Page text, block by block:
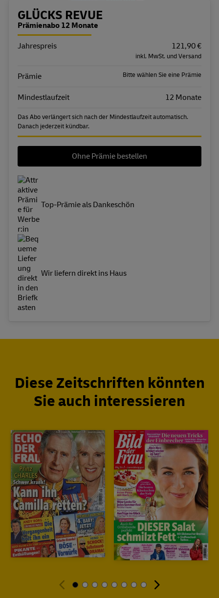
Bestellübersicht
GLÜCKS REVUE
Prämienabo 12 Monate
Eigenschaft
Jahrespreis 121,90 €
inkl. MwSt. und Versand
Prämie Bitte wählen Sie eine Prämie
Mindestlaufzeit 12 Monate
Das Abo verlängert sich nach der Mindestlaufzeit automatisch.
Danach jederzeit kündbar.
Ohne Prämie bestellen
Top-Prämie als Dankeschön
Wir liefern direkt ins Haus
Diese Zeitschriften könnten
Sie auch interessieren